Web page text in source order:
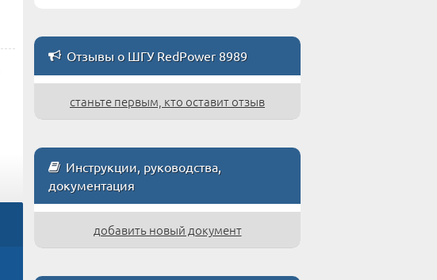
Отзывы о ШГУ RedPower 8989
станьте первым, кто оставит отзыв
Инструкции, руководства,
документация
добавить новый документ